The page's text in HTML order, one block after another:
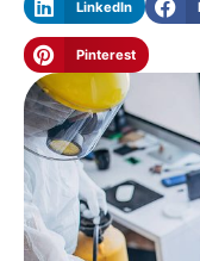
LinkedIn
Pinterest